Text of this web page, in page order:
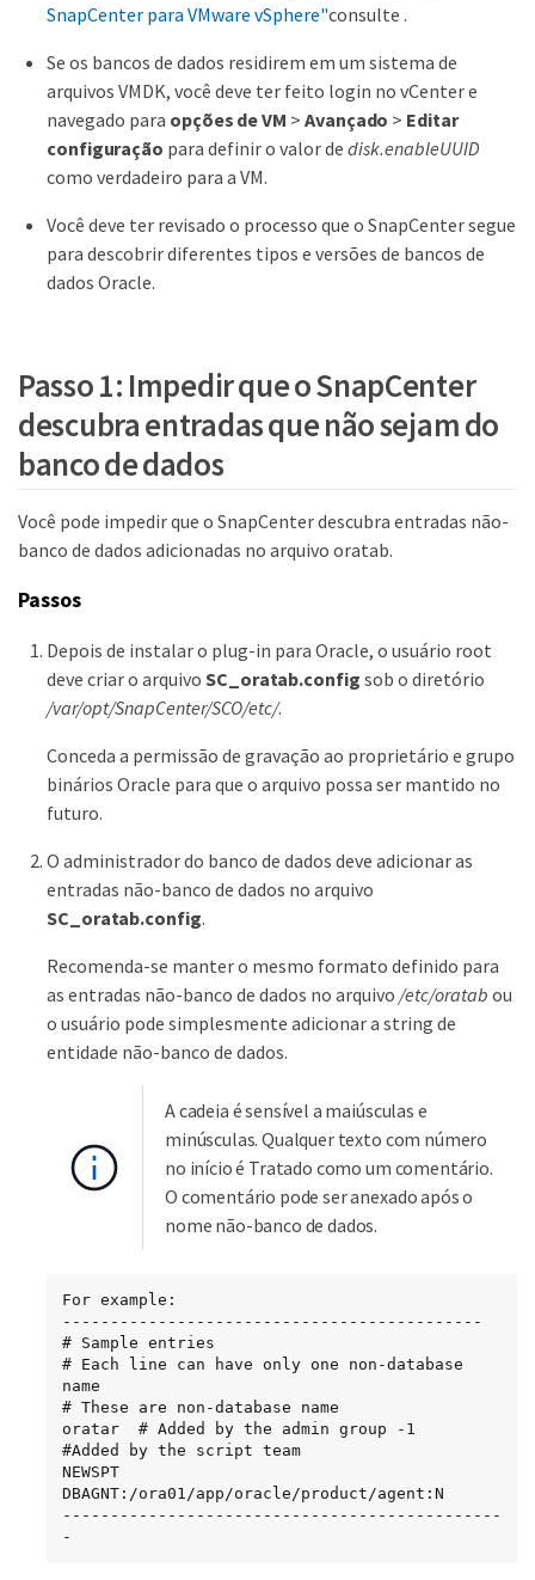
SnapCenter para VMware vSphere"consulte .
Se os bancos de dados residirem em um sistema de
arquivos VMDK, você deve ter feito login no vCenter e
navegado para opções de VM >Avançado > Editar
configuração para definir o valor dedisk.enableUUID
como verdadeiro para a VM.
Você deve ter revisado o processo que o SnapCenter segue
para descobrir diferentes tipos e versões de bancos de
dados Oracle.
Passo 1: Impedir que o SnapCenter
descubra entradas que não sejam do
banco de dados
Você pode impedir que o SnapCenter descubra entradas não-
banco de dados adicionadas no arquivo oratab.
Passos
Depois de instalar o plug-in para Oracle, o usuário root
deve criar o arquivo SC_oratab.config sob o diretório
/var/opt/SnapCenter/SCO/etc/.
Conceda a permissão de gravação ao proprietário e grupo
binários Oracle para que o arquivo possa ser mantido no
futuro.
O administrador do banco de dados deve adicionar as
entradas não-banco de dados no arquivo
SC_oratab.config.
Recomenda-se manter o mesmo formato definido para
as entradas não-banco de dados no arquivo /etc/oratab ou
o usuário pode simplesmente adicionar a string de
entidade não-banco de dados.
A cadeia é sensível a maiúsculas e
minúsculas. Qualquer texto com número
no início é Tratado como um comentário.
O comentário pode ser anexado após o
nome não-banco de dados.
For example:
--------------------------------------------
# Sample entries
# Each line can have only one non-database
name
# These are non-database name
oratar  # Added by the admin group -1
#Added by the script team
NEWSPT
DBAGNT:/ora01/app/oracle/product/agent:N
----------------------------------------------
-